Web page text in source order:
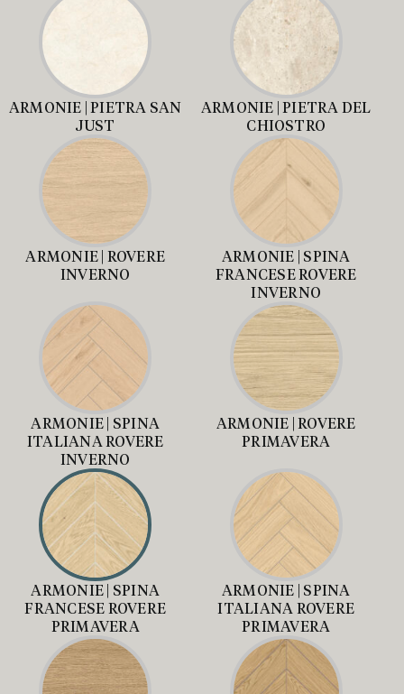
ARMONIE | PIETRA SAN
JUST
ARMONIE | PIETRA DEL
CHIOSTRO
ARMONIE | ROVERE
INVERNO
ARMONIE | SPINA
FRANCESE ROVERE
INVERNO
ARMONIE | SPINA
ITALIANA ROVERE
INVERNO
ARMONIE | ROVERE
PRIMAVERA
ARMONIE | SPINA
FRANCESE ROVERE
PRIMAVERA
ARMONIE | SPINA
ITALIANA ROVERE
PRIMAVERA